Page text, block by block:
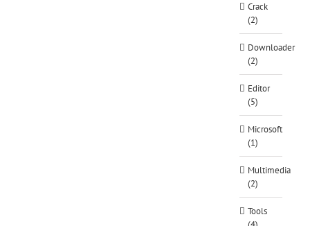
Crack
(2)
Downloader
(2)
Editor
(5)
Microsoft
(1)
Multimedia
(2)
Tools